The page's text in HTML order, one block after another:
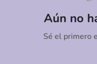
Aún no
Sé el primero